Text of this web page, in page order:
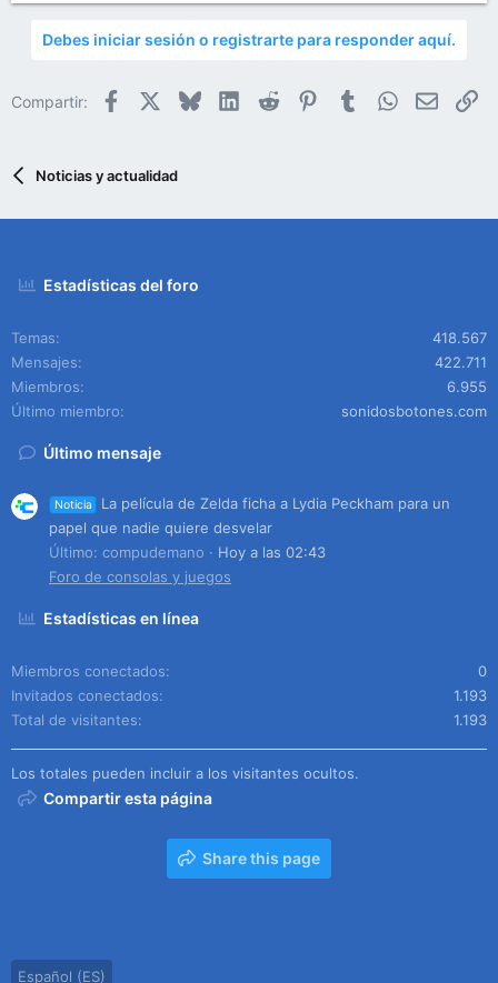
Debes iniciar sesión o registrarte para responder aquí.
Compartir: Facebook BlueskyLinkedIn
Reddit PinterestTumblrWhatsApp
Email
Noticias y actualidad
Estadísticas del foro
Temas
418.567
Mensajes
422.711
Miembros
6.955
Último miembro
sonidosbotones.com
Último mensaje
Noticia
La película de Zelda ficha a Lydia Peckham para un
papel que nadie quiere desvelar
Último: compudemano
Hoy a las 02:43
Foro de consolas y juegos
Estadísticas en línea
Miembros conectados
0
Invitados conectados
1.193
Total de visitantes
1.193
Los totales pueden incluir a los visitantes ocultos.
Compartir esta página
Share this page
Español (ES)